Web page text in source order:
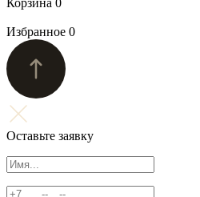
Избранное 0
Оставьте заявку